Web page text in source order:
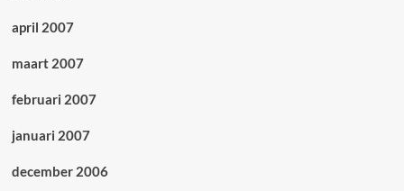
april 2007
maart 2007
februari 2007
januari 2007
december 2006